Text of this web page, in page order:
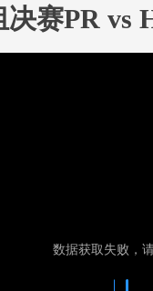
赛PR vs
数据获取失败，